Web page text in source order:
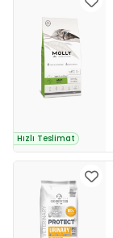
Hızlı Teslimat